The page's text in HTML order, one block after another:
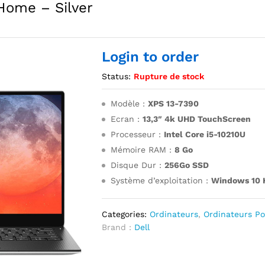
– Silver
Login to order
Status: Rupture de stock
Modèle :XPS 13-7390
Ecran :13,3″ 4k UHD TouchScreen
Processeur : Intel Core i5-10210U
Mémoire RAM :8 Go
Disque Dur :256Go SSD
Système d’exploitation :Windows 10
Categories: Ordinateurs, Ordinateurs
Brand : Dell